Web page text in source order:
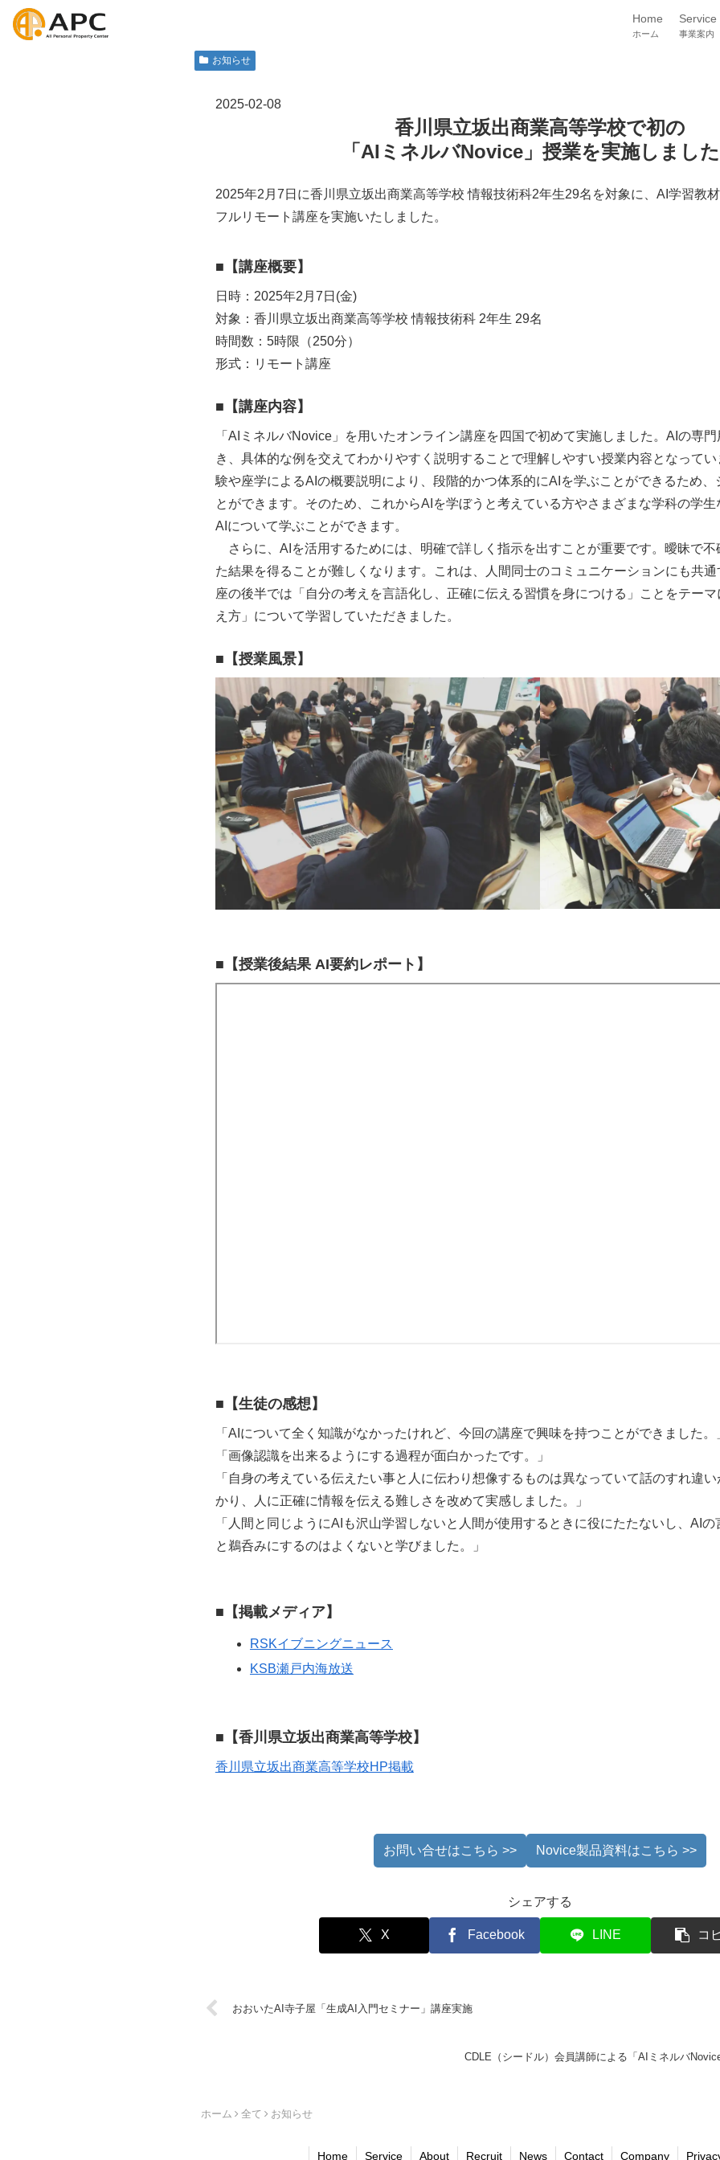
Home
ホーム
Service
事業案内
お知らせ
2025-02-08
香川県立坂出商業高等学校で初の
「AIミネルバNovice」授業を実施しまし
2025年2月7日に香川県立坂出商業高等学校 情報技術科2年生29名を対象に、AI学習教
フルリモート講座を実施いたしました。
■ 【講座概要】
日時：2025年2月7日(金)
対象：香川県立坂出商業高等学校 情報技術科 2年生 29名
時間数：5時限（250分）
形式：リモート講座
■ 【講座内容】
「AIミネルバNovice」を用いたオンライン講座を四国で初めて実施しました。AIの専
き、具体的な例を交えてわかりやすく説明することで理解しやすい授業内容となって
験や座学によるAIの概要説明により、段階的かつ体系的にAIを学ぶことができるため
とができます。そのため、これからAIを学ぼうと考えている方やさまざまな学科の学
AIについて学ぶことができます。
さらに、AIを活用するためには、明確で詳しく指示を出すことが重要です。曖昧で不
た結果を得ることが難しくなります。これは、人間同士のコミュニケーションにも共
座の後半では「自分の考えを言語化し、正確に伝える習慣を身につける」ことをテー
え方」について学習していただきました。
■ 【授業風景】
■ 【授業後結果 AI要約レポート】
■ 【生徒の感想】
「AIについて全く知識がなかったけれど、今回の講座で興味を持つことができました。
「画像認識を出来るようにする過程が面白かったです。」
「自身の考えている伝えたい事と人に伝わり想像するものは異なっていて話のすれ違
かり、人に正確に情報を伝える難しさを改めて実感しました。」
「人間と同じようにAIも沢山学習しないと人間が使用するときに役にたたないし、AI
と鵜呑みにするのはよくないと学びました。」
■ 【掲載メディア】
RSKイブニングニュース
KSB瀬戸内海放送
■ 【香川県立坂出商業高等学校】
香川県立坂出商業高等学校HP掲載
お問い合せはこちら >> Novice製品資料はこちら >>
シェアする
X Facebook LINE コ
おおいたAI寺子屋「生成AI入門セミナー」講座実施
CDLE（シードル）会員講師による「AIミネルバ
ホーム 全て お知らせ
Home Service About Recruit News Contact Company